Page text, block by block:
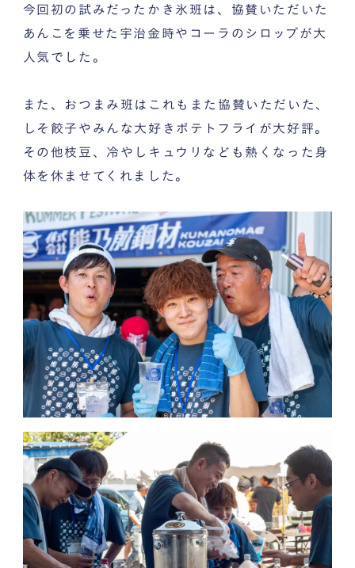
今回初の試みだったかき氷班は、協賛いただいた
あんこを乗せた宇治金時やコーラのシロップが大
人気でした。
また、おつまみ班はこれもまた協賛いただいた、
しそ餃子やみんな大好きポテトフライが大好評。
その他枝豆、冷やしキュウリなども熱くなった身
体を休ませてくれました。